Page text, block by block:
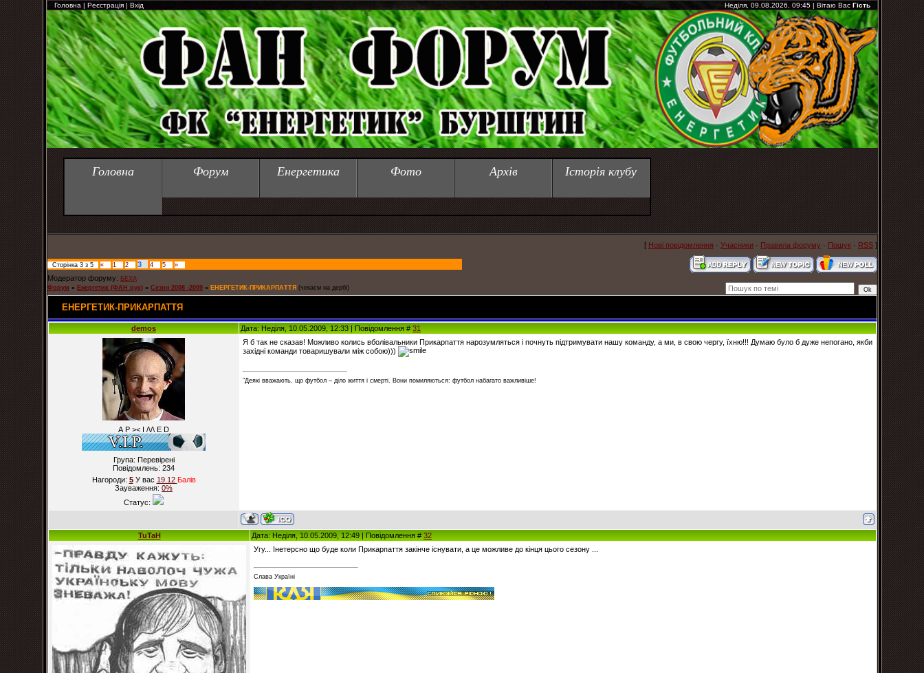
Головна | Реєстрація | Вхід Неділя, 09.08.2026, 09:45 | Вітаю Вас Гість
Головна Форум Енергетика Фото Архів Історія клубу
[ Нові повідомлення · Учасники · Правила форуму · Пошук · RSS ]
Сторінка 3 з 5 « 1 2 3 4 5 »
Модератор форуму: БЕХА
Форум » Енергетик (ФАН рух) » Cезон 2008 -2009 » ЕНЕРГЕТИК-ПРИКАРПАТТЯ (чекаєм на дербі)
ЕНЕРГЕТИК-ПРИКАРПАТТЯ
demos Дата: Неділя, 10.05.2009, 12:33 | Повідомлення #31
А Р >< I /\/\ E D
Група: Перевірені
Повідомлень: 234
Нагороди: 5У вас 19.12 Балiв
Зауваження: 0%
Статус:
Я б так не сказав! Можливо колись вболівальники Прикарпаття нарозумляться і почнуть підтримувати нашу команду, а ми, в свою чергу, їхню!!! Думаю було б дуже непогано, якби
західні команди товаришували між собою)))
"Деякі вважають, що футбол – діло життя і смерті. Вони помиляються: футбол набагато важливіше!
TuTaH Дата: Неділя, 10.05.2009, 12:49 | Повідомлення #32
Угу... Інетерсно що буде коли Прикарпаття закінче існувати, а це можливе до кінця цього сезону ...
Слава Україні